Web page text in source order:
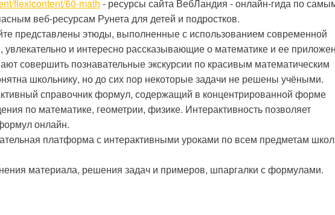
flexicontent/60-math - ресурсы сайта ВебЛандия - онлайн-гида по
веб-ресурсам Рунета для детей и подростков.
представлены этюды, выполненные с использованием современной
и интересно рассказывающие о математике и ее
совершить познавательные экскурсии по красивым математическим
школьнику, но до сих пор некоторые задачи не решены учёными.
справочник формул, содержащий в концентрированной форме
по математике, геометрии, физике. Интерактивность позволяет
онлайн.
платформа с интерактивными уроками по всем предметам
материала, решения задач и примеров, шпаргалки с формулами.